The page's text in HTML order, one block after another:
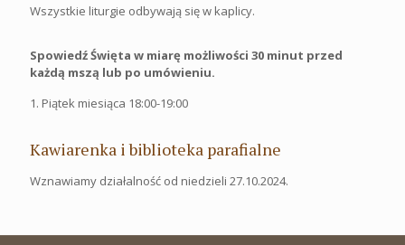
Wszystkie liturgie odbywają się w kaplicy.
Spowiedź Święta w miarę możliwości 30 minut przed
każdą mszą lub po umówieniu.
1. Piątek miesiąca 18:00-19:00
Kawiarenka i biblioteka parafialne
Wznawiamy działalność od niedzieli 27.10.2024.